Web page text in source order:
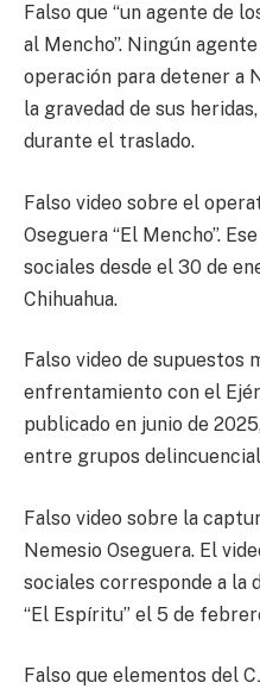
Falso que “un agente de
al Mencho”. Ningún
operación para detener a
la gravedad de sus
durante el traslado.
Falso video sobre el
Oseguera “El Mencho”.
sociales desde el 30 de
Chihuahua.
Falso video de supuestos
enfrentamiento con el
publicado en junio de
entre grupos
Falso video sobre la
Nemesio Oseguera. El
sociales corresponde a la
“El Espíritu” el 5 de
Falso que elementos del